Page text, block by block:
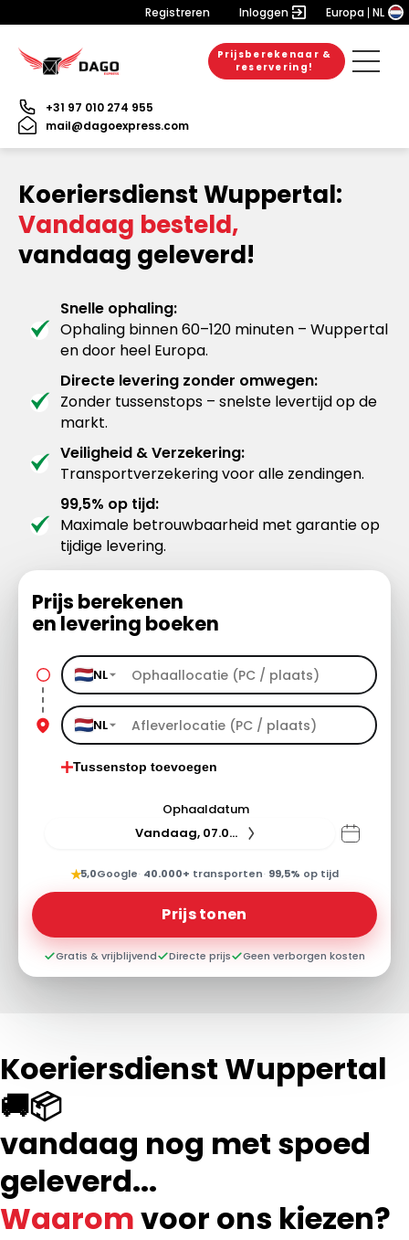
Registreren Inloggen Europa NL
Prijsberekenaar &
reservering!
+31 97 010 274 955
mail@dagoexpress.com
Koeriersdienst Wuppertal:
Vandaag besteld,
vandaag geleverd!
Snelle ophaling:
Ophaling binnen 60–120 minuten – Wuppertal
en door heel Europa.
Directe levering zonder omwegen:
Zonder tussenstops – snelste levertijd op de
markt.
Veiligheid & Verzekering:
Transportverzekering voor alle zendingen.
99,5% op tijd:
Maximale betrouwbaarheid met garantie op
tijdige levering.
Prijs berekenen
en levering boeken
NL
NL
Tussenstop toevoegen
Ophaaldatum
Vandaag, 07.08.26
★5,0Google· 40.000+ transporten· 99,5% op tijd
Prijs tonen
Gratis & vrijblijvend Directe prijs Geen verborgen kosten
Koeriersdienst Wuppertal
🚚📦
vandaag nog met spoed
geleverd...
Waaromvoor ons kiezen?